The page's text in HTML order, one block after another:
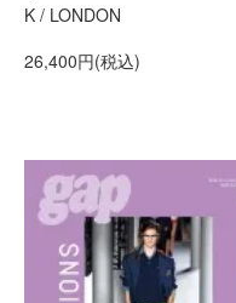
K / LONDON
26,400円(税込)